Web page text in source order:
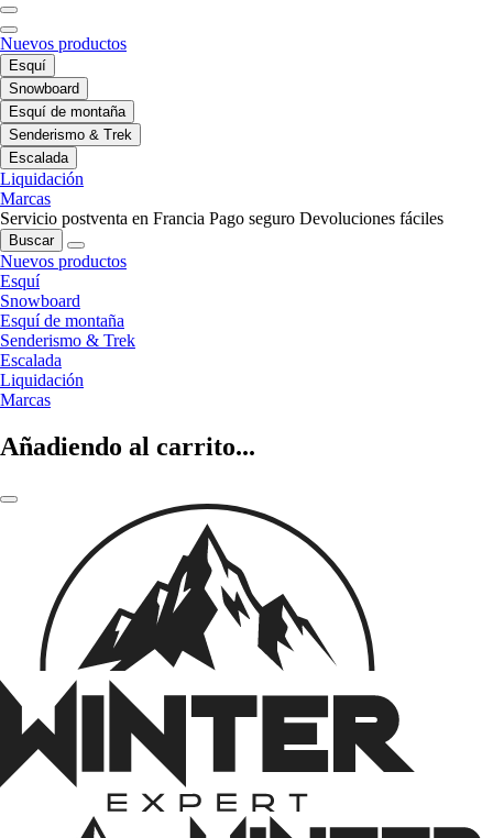
Nuevos productos
Esquí
Snowboard
Esquí de montaña
Senderismo & Trek
Escalada
Liquidación
Marcas
Servicio postventa en Francia Pago seguro Devoluciones fáciles
Buscar
Nuevos productos
Esquí
Snowboard
Esquí de montaña
Senderismo & Trek
Escalada
Liquidación
Marcas
Añadiendo al carrito...